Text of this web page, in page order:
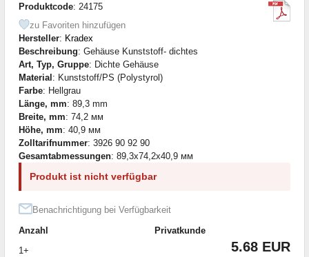
Produktcode: 24175
zu Favoriten hinzufügen
Hersteller: Kradex
Beschreibung: Gehäuse Kunststoff- dichtes
Art, Typ, Gruppe: Dichte Gehäuse
Material: Kunststoff/PS (Polystyrol)
Farbe: Hellgrau
Länge, mm: 89,3 mm
Breite, mm: 74,2 мм
Höhe, mm: 40,9 мм
Zolltarifnummer: 3926 90 92 90
Gesamtabmessungen: 89,3x74,2x40,9 мм
Produkt ist nicht verfügbar
Benachrichtigung bei Verfügbarkeit
Anzahl
Privatkunde
1+
5.68 EUR